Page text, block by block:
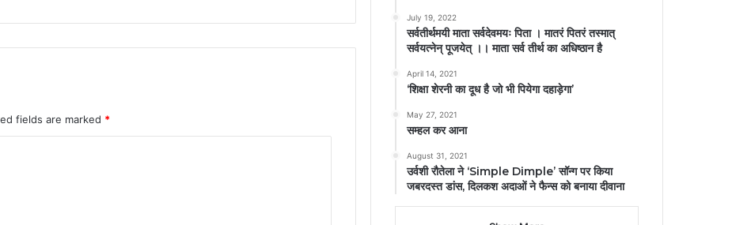
फि
क्की
भ
fields are marked *
July 19, 2022
सर्वतीर्थमयी माता सर्वदेवमयः पिता । मातरं पितरं तस्मात्
सर्वयत्नेन् पूजयेत् ।। माता सर्व तीर्थ का अधिष्ठान है
April 14, 2021
‘शिक्षा शेरनी का दूध है जो भी पियेगा दहाड़ेगा’
May 27, 2021
सम्हल कर आना
August 31, 2021
उर्वशी रौतेला ने ‘Simple Dimple’ सॉन्ग पर किया
जबरदस्त डांस, दिलकश अदाओं ने फैन्स को बनाया दीवाना